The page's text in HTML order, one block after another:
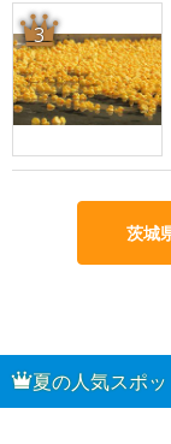
3
茨城
夏の人気スポッ